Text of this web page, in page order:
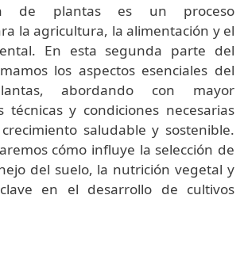
de plantas es un proceso
la agricultura, la alimentación y el
En esta segunda parte del
los aspectos esenciales del
abordando con mayor
técnicas y condiciones necesarias
saludable y sostenible.
cómo influye la selección de
del suelo, la nutrición vegetal y
en el desarrollo de cultivos